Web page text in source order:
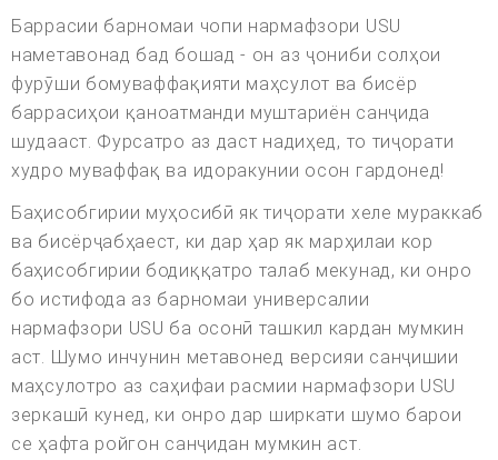
Баррасии барномаи чопи нармафзори USU
наметавонад бад бошад - он аз ҷониби солҳои
фурӯши бомуваффақияти маҳсулот ва бисёр
баррасиҳои қаноатманди муштариён санҷида
шудааст. Фурсатро аз даст надиҳед, то тиҷорати
худро муваффақ ва идоракунии осон гардонед!
Баҳисобгирии муҳосибӣ як тиҷорати хеле мураккаб
ва бисёрҷабҳаест, ки дар ҳар як марҳилаи кор
баҳисобгирии бодиққатро талаб мекунад, ки онро
бо истифода аз барномаи универсалии
нармафзори USU ба осонӣ ташкил кардан мумкин
аст. Шумо инчунин метавонед версияи санҷишии
маҳсулотро аз саҳифаи расмии нармафзори USU
зеркашӣ кунед, ки онро дар ширкати шумо барои
се ҳафта ройгон санҷидан мумкин аст.